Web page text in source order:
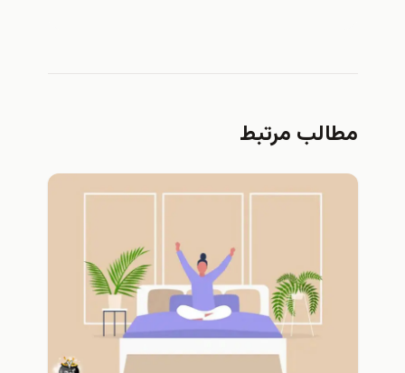
مطالب مرتبط